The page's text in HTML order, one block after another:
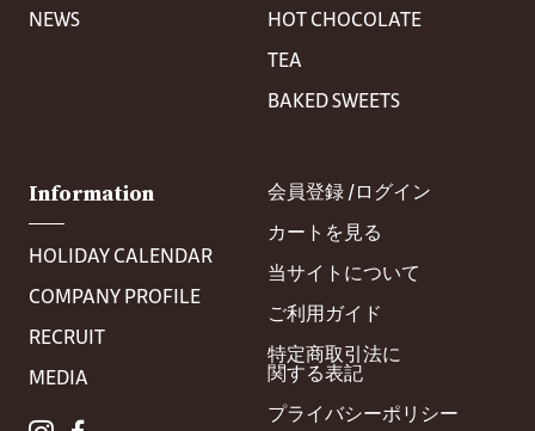
NEWS
HOT CHOCOLATE
TEA
BAKED SWEETS
会員登録 /ログイン
カートを見る
当サイトについて
ご利用ガイド
特定商取引法に
関する表記
プライバシーポリシー
Information
HOLIDAY CALENDAR
COMPANY PROFILE
RECRUIT
MEDIA